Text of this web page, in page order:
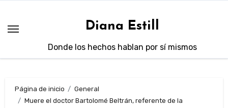
contenido
Diana Estill
Donde los hechos hablan por sí mismos
Página de inicio
General
Muere el doctor Bartolomé Beltrán, referente de la